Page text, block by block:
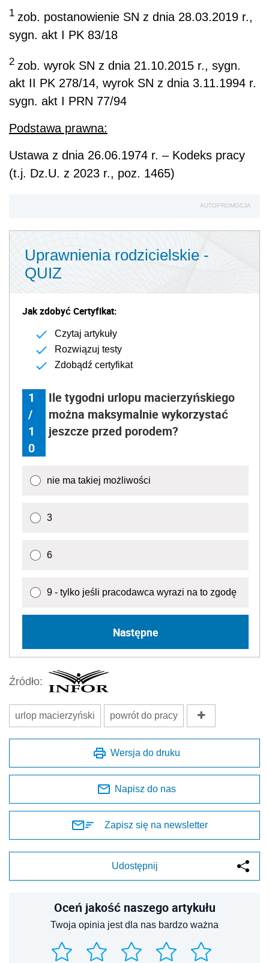
1 zob. postanowienie SN z dnia 28.03.2019 r.,
sygn. akt I PK 83/18
2 zob. wyrok SN z dnia 21.10.2015 r., sygn.
akt II PK 278/14, wyrok SN z dnia 3.11.1994 r.
sygn. akt I PRN 77/94
Podstawa prawna:
Ustawa z dnia 26.06.1974 r. – Kodeks pracy
(t.j. Dz.U. z 2023 r., poz. 1465)
AUTOPROMOCJA
Uprawnienia rodzicielskie -
QUIZ
Jak zdobyć Certyfikat:
Czytaj artykuły
Rozwiązuj testy
Zdobądź certyfikat
1
/
1
0
Ile tygodni urlopu macierzyńskiego
można maksymalnie wykorzystać
jeszcze przed porodem?
nie ma takiej możliwości
3
6
9 - tylko jeśli pracodawca wyrazi na to zgodę
Następne
Źródło:
urlop macierzyński powrót do pracy
Wersja do druku
Napisz do nas
Zapisz się na newsletter
Udostępnij
Oceń jakość naszego artykułu
Twoja opinia jest dla nas bardzo ważna